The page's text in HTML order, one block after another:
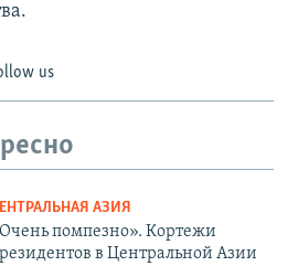
us
АЗИЯ
помпезно». Кортежи
в Центральной Азии